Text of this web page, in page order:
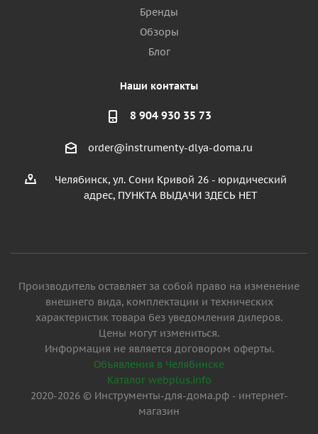
Бренды
Обзоры
Блог
Наши контакты
8 904 930 35 73
order@instrumenty-dlya-doma.ru
Челябинск, ул. Сони Кривой 26 - юридический
адрес, ПУНКТА ВЫДАЧИ ЗДЕСЬ НЕТ
Производитель оставляет за собой право на изменение
внешнего вида, комплектации и технических
характеристик товара без уведомления дилеров.
Цены могут измениться.
Информация не является договором оферты.
Объявления в Челябинске
Каталог webplus.info
2020-2026 © Инструменты-для-дома.рф - интернет-
магазин